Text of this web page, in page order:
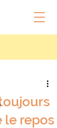
le repos